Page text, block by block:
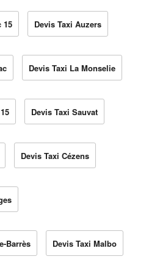
15 Devis Taxi Auzers
Devis Taxi La Monselie
Devis Taxi Sauvat
Devis Taxi Cézens
Barrès Devis Taxi Malbo